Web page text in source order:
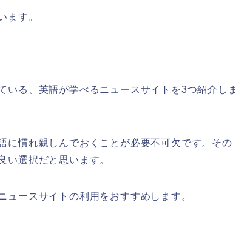
ます。
いる、英語が学べるニュースサイトを3つ紹介しま
に慣れ親しんでおくことが必要不可欠です。その
い選択だと思います。
ースサイトの利用をおすすめします。